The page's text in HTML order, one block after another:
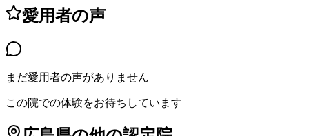
愛用者の声
まだ愛用者の声がありません
この院での体験をお待ちしています